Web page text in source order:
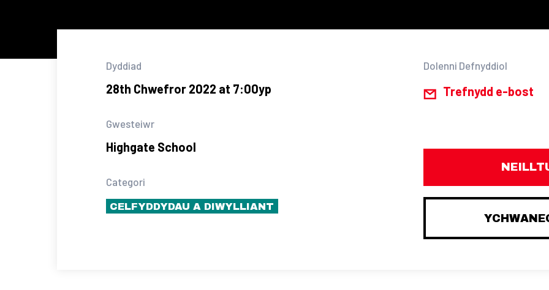
Dyddiad
28th Chwefror 2022 at 7:00yp
Gwesteiwr
Highgate School
Categori
CELFYDDYDAU A DIWYLLIANT
Dolenni Defnyddiol
Trefnydd e-bost